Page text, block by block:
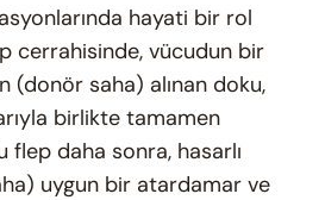
hayati bir rol
cerrahisinde, vücudun bir
(donör saha) alınan doku,
birlikte tamamen
flep daha sonra, hasarlı
uygun bir atardamar ve